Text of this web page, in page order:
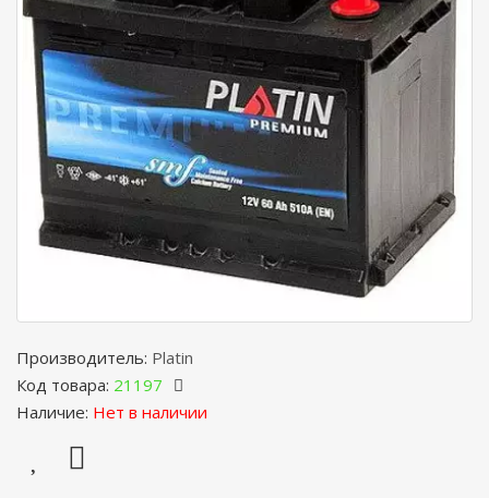
Производитель: Platin
Код товара: 21197
Наличие: Нет в наличии